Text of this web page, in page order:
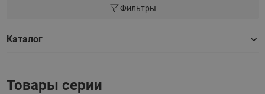
Фильтры
Каталог
Товары серии